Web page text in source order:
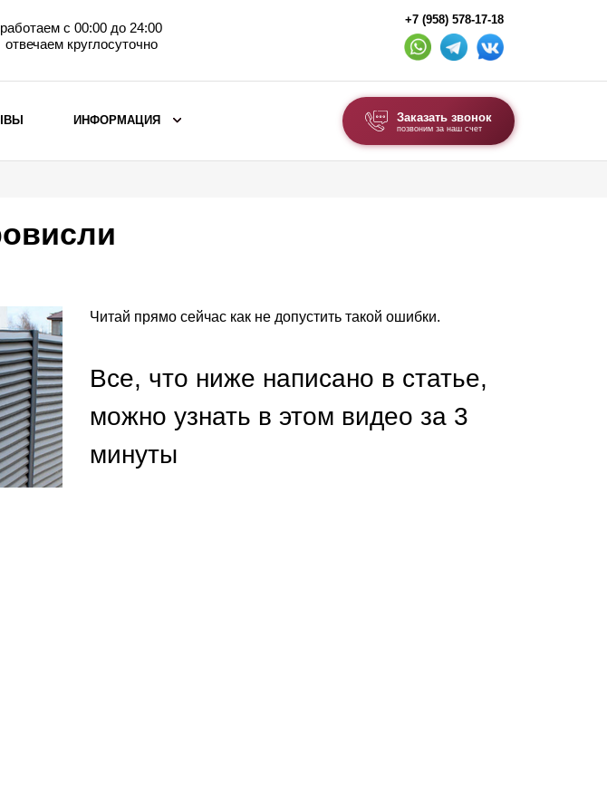
работаем с 00:00 до 24:00
отвечаем круглосуточно
+7 (958) 578-17-18
столбами
заборы
ВОРОТА И КАЛИТКИ
Ворота распашные
Каркасы ворот
ИНФОРМАЦИЯ Заказать звонок
позвоним за наш счет
Читай прямо сейчас как не допустить такой ошибки.
Все, что ниже написано в статье,
можно узнать в этом видео за 3
минуты